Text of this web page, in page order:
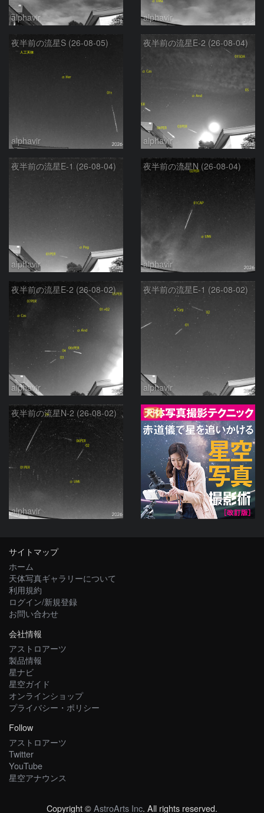
alphavir alphavir
夜半前の流星S (26-08-05)
alphavir
夜半前の流星E-2 (26-08-04)
alphavir
夜半前の流星E-1 (26-08-04)
alphavir
夜半前の流星N (26-08-04)
alphavir
夜半前の流星E-2 (26-08-02)
alphavir
夜半前の流星E-1 (26-08-02)
alphavir
夜半前の流星N-2 (26-08-02)
alphavir
PR
サイトマップ
ホーム
天体写真ギャラリーについて
利用規約
ログイン/新規登録
お問い合わせ
会社情報
アストロアーツ
製品情報
星ナビ
星空ガイド
オンラインショップ
プライバシー・ポリシー
Follow
アストロアーツ
Twitter
YouTube
星空アナウンス
Copyright ©AstroArts Inc. All rights reserved.